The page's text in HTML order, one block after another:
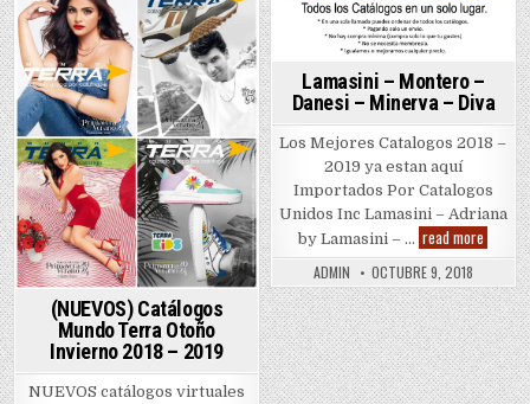
Lamasini – Montero –
Danesi – Minerva – Diva
Los Mejores Catalogos 2018 –
2019 ya estan aquí
Importados Por Catalogos
Unidos Inc Lamasini – Adriana
by Lamasini – … read more
–
–
Danesi
–
Minerva
–
Diva
ADMIN OCTUBRE 9, 2018
Posted
in
(NUEVOS) Catálogos
Mundo Terra Otoño
Invierno 2018 – 2019
NUEVOS catálogos virtuales